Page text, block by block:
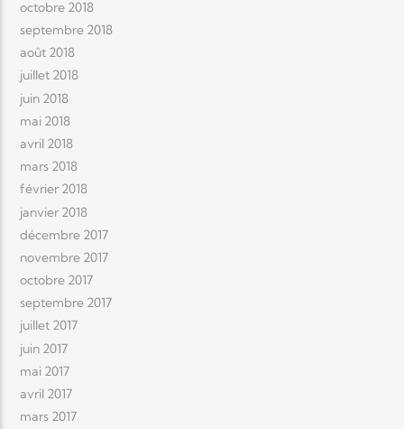
octobre 2018
septembre 2018
août 2018
juillet 2018
juin 2018
mai 2018
avril 2018
mars 2018
février 2018
janvier 2018
décembre 2017
novembre 2017
octobre 2017
septembre 2017
juillet 2017
juin 2017
mai 2017
avril 2017
mars 2017